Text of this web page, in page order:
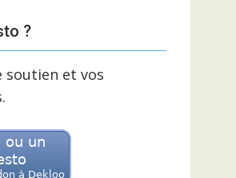
?
soutien et vos